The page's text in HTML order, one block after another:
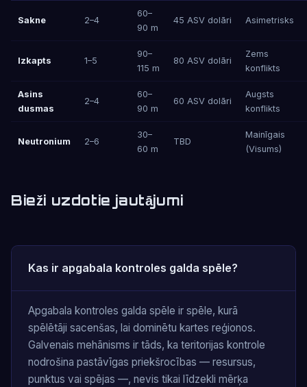
Sakne 2–4
60–
90 m
45 ASV dolāri Asimetrisks
Izkapts 1–5
90–
115 m
80 ASV dolāri
Zems
konflikts
Asins
dusmas
2–4
60–
90 m
60 ASV dolāri
Augsts
konflikts
Neutronium 2–6
30–
60 m
TBD
Mainīgais
(Visums)
Bieži uzdotie jautājumi
Kas ir apgabala kontroles galda spēle?
Apgabala kontroles galda spēle ir spēle, kurā
spēlētāji sacenšas, lai dominētu kartes reģionos.
Galvenais mehānisms ir tāds, ka teritorijas kontrole
nodrošina pastāvīgas priekšrocības — resursus,
punktus vai spējas —, nevis tikai līdzekli mērķa